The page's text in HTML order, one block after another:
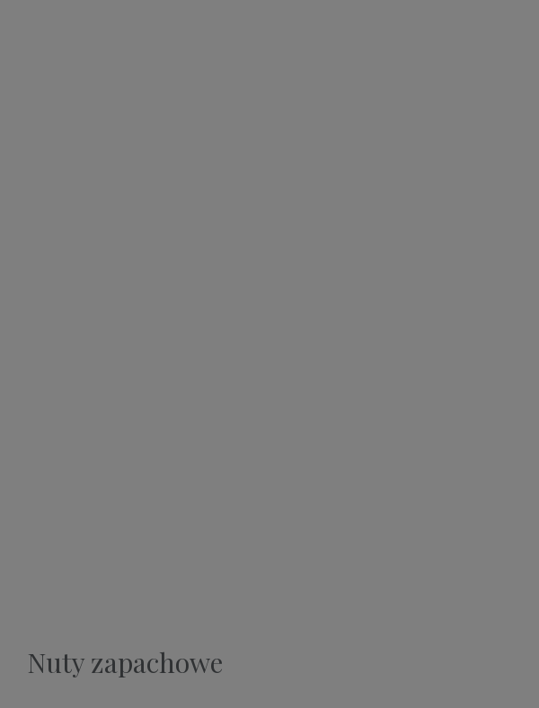
Nuty zapachowe